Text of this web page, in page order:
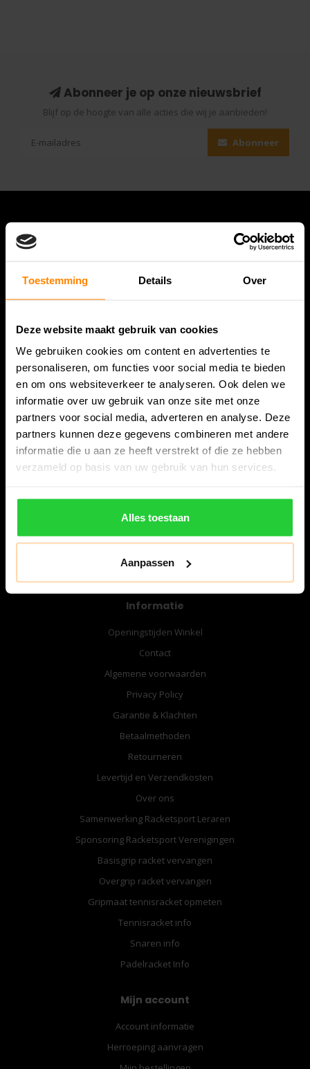
Toestemming Details Over
Deze website maakt gebruik van cookies
We gebruiken cookies om content en advertenties te
personaliseren, om functies voor social media te bieden
en om ons websiteverkeer te analyseren. Ook delen we
informatie over uw gebruik van onze site met onze
partners voor social media, adverteren en analyse. Deze
partners kunnen deze gegevens combineren met andere
informatie die u aan ze heeft verstrekt of die ze hebben
verzameld op basis van uw gebruik van hun services.
Alles toestaan
Aanpassen
Abonneer je op onze nieuwsbrief
Blijf op de hoogte van alle acties die wij je aanbieden!
Abonneer
Bespanracket.nl is dé racketspecialist van Lelystad en
omstreken.
Snijdersstraat 6
8224 AA Lelystad
Nederland
Informatie
Openingstijden Winkel
Contact
Algemene voorwaarden
Privacy Policy
Garantie & Klachten
Betaalmethoden
Retourneren
Levertijd en Verzendkosten
Over ons
Samenwerking Racketsport Leraren
Sponsoring Racketsport Verenigingen
Basisgrip racket vervangen
Overgrip racket vervangen
Gripmaat tennisracket opmeten
Tennisracket info
Snaren info
Padelracket Info
Mijn account
Account informatie
Herroeping aanvragen